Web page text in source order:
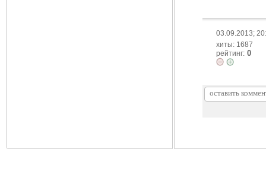
03.09.2013;
хиты: 1687
рейтинг: 0